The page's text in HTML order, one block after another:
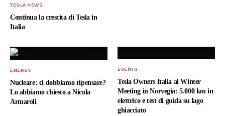
TESLA NEWS
Continua la crescita di Tesla in
Italia
ENERGY
Nucleare: ci dobbiamo ripensare?
Lo abbiamo chiesto a Nicola
Armaroli
EVENTS
Tesla Owners Italia al Winter
Meeting in Norvegia: 5.000 km in
elettrico e test di guida su lago
ghiacciato